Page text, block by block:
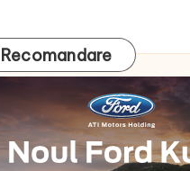
Recomandare